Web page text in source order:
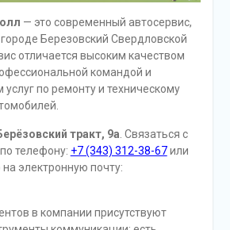
— это современный автосервис,
Березовский Свердловской
отличается высоким качеством
командой и
по ремонту и техническому
тракт, 9а. Связаться с
телефону: +7 (343) 312-38-67или
электронную почту:
в компании присутствуют